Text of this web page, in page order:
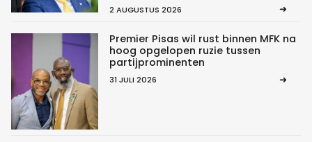
2 AUGUSTUS 2026
Premier Pisas wil rust binnen MFK na
hoog opgelopen ruzie tussen
partijprominenten
31 JULI 2026